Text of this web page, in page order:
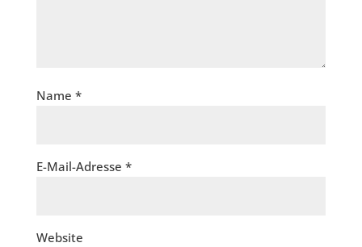
Name *
E-Mail-Adresse *
Website